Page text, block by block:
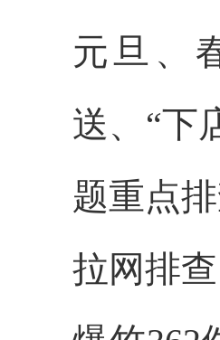
元旦、
送、“下
题重点
拉网排